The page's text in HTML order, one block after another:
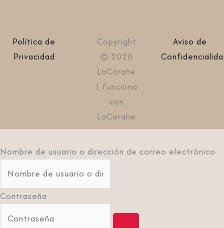
Política de
Privacidad
Copyright
© 2026
LaCorahe
| Funciona
con
LaCorahe
Aviso de
Nombre de usuario o dirección de correo electrónico
Contraseña